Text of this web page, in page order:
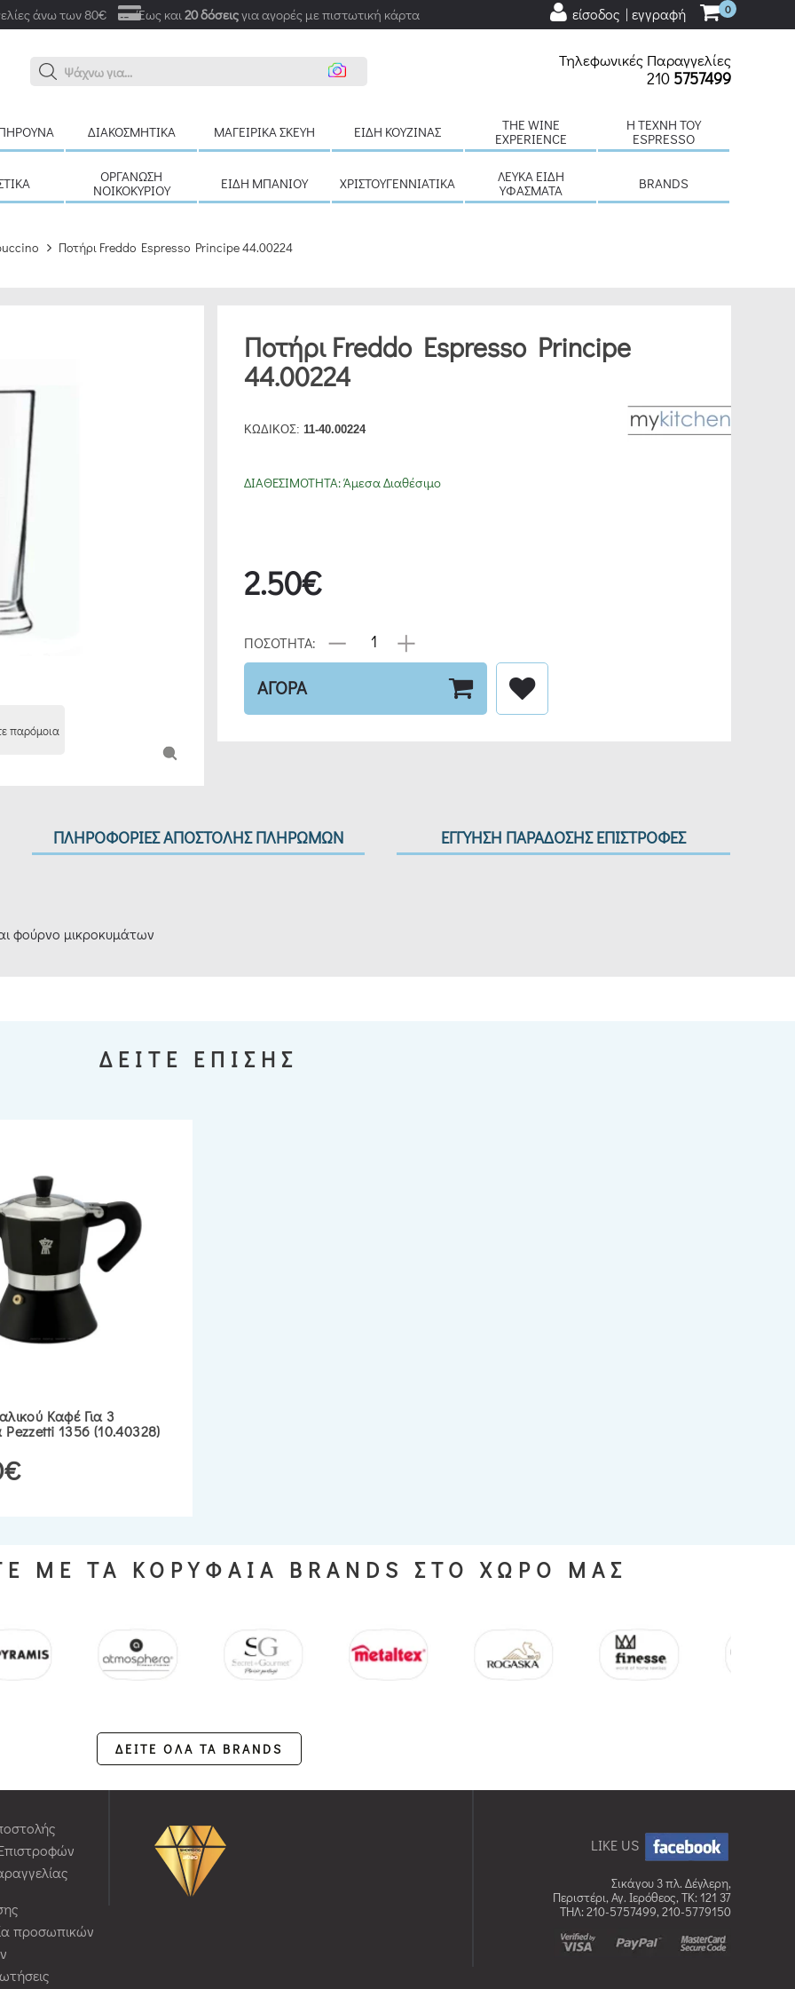
άνω των 80€ Έως και20 δόσειςγια αγορές με πιστωτική κάρτα 0
είσοδος | εγγραφή
Αναζ
Τηλεφωνικές Παραγγελίες
210 5757499
ΔΙΑΚΟΣΜΗΤΙΚΆ ΜΑΓΕΙΡΙΚΆ ΣΚΕΎΗ ΕΊΔΗ ΚΟΥΖΊΝΑΣ
THE WINE
EXPERIENCE
H ΤΈΧΝΗ ΤΟΥ
ESPRESSO
ΟΡΓΆΝΩΣΗ
ΝΟΙΚΟΚΥΡΙΟΎ
ΕΊΔΗ ΜΠΆΝΙΟΥ ΧΡΙΣΤΟΥΓΕΝΝΙΆΤΙΚΑ
ΛΕΥΚΆ ΕΊΔΗ
ΥΦΆΣΜΑΤΑ
BRANDS
Ποτήρι Freddo Espresso Principe 44.00224
παρόμοια
Ποτήρι Freddo Espresso Principe
44.00224
ΚΩΔΙΚΟΣ: 11-40.00224
ΔΙΑΘΕΣΙΜΟΤΗΤΑ:Άμεσα Διαθέσιμο
2.50€
ΠΟΣΟΤΗΤΑ:
ΑΓΟΡΑ
ΠΛΗΡΟΦΟΡΙΕΣ ΑΠΟΣΤΟΛΗΣ ΠΛΗΡΩΜΩΝ ΕΓΓΥΗΣΗ ΠΑΡΑΔΟΣΗΣ ΕΠΙΣΤΡΟΦΕΣ
φούρνο μικροκυμάτων
ΔΕΙΤΕ ΕΠΙΣΗΣ
Καφέ Για 3
Pezzetti 1356 (10.40328)
ΜΕ ΤΑ ΚΟΡΥΦΑΙΑ BRANDS ΣΤΟ ΧΩΡΟ ΜΑΣ
ΔΕΙΤΕ ΟΛΑ ΤΑ BRANDS
προσωπικών
LIKE US
Σικάγου 3 πλ. Δέγλερη,
Περιστέρι, Αγ. Ιερόθεος, TK: 121 37
ΤΗΛ: 210-5757499, 210-5779150